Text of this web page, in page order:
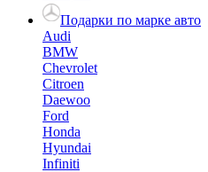
Подарки по марке авто
Audi
BMW
Chevrolet
Citroen
Daewoo
Ford
Honda
Hyundai
Infiniti